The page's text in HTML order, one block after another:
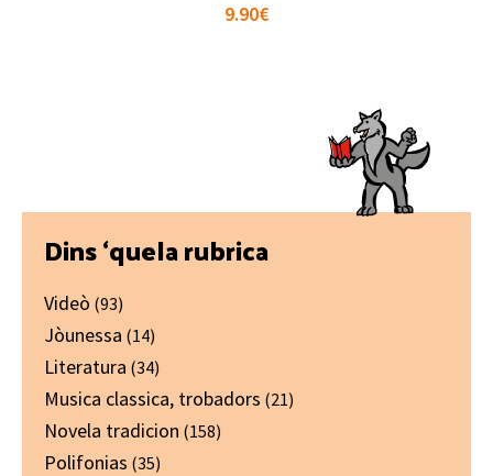
9.90€
Primary
Sidebar
Dins ‘quela rubrica
Videò (93)
Jòunessa (14)
Literatura (34)
Musica classica, trobadors (21)
Novela tradicion (158)
Polifonias (35)